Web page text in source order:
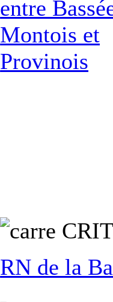
C
RN de la